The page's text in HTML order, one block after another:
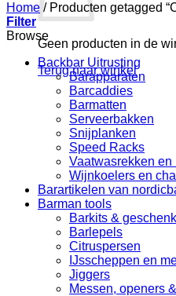
Geen producten in de
Terug naar winkel
Home /Producten getagged
Filter
Browse
Backbar Uitrusting
Barapparaten
Barcaddies
Barmatten
Serveerbakken
Snijplanken
Speed Racks
Vaatwasrekken en
Wijnkoelers en
Barartikelen van
Barman tools
Barkits &
Barlepels
Citruspersen
IJsscheppen en
Jiggers
Messen, openers